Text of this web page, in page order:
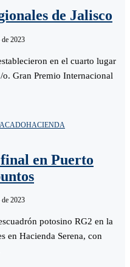
de Jalisco
de 2023
en el cuarto lugar
Gran Premio Internacional
HACIENDA
en Puerto
de 2023
potosino RG2 en la
en Hacienda Serena, con